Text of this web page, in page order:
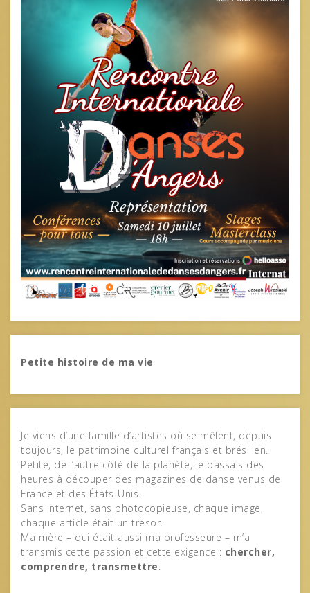
Petite histoire de ma vie
Je viens d’une famille d’artistes où se mêlent, depuis
toujours, le patrimoine culturel français et brésilien.
Petite, de l’autre côté de la planète, je passais des
heures à découper des magazines de danse venus de
France et des États‑Unis.
Sans internet, sans photocopieuse, chaque image,
chaque article était un trésor.
Ma mère – qui était aussi ma professeure – m’a
transmis cette passion et cette exigence : chercher,
comprendre, transmettre